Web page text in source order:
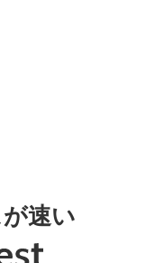
速い